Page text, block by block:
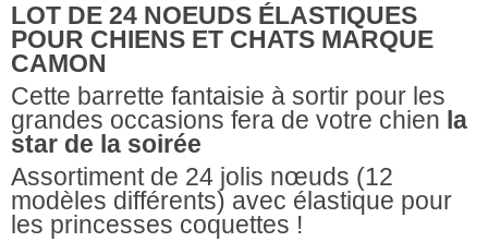
LOT DE 24 NOEUDS ÉLASTIQUES
POUR CHIENS ET CHATS MARQUE
CAMON
Cette barrette fantaisie à sortir pour les
grandes occasions fera de votre chien la
star de la soirée
Assortiment de 24 jolis nœuds (12
modèles différents) avec élastique pour
les princesses coquettes !